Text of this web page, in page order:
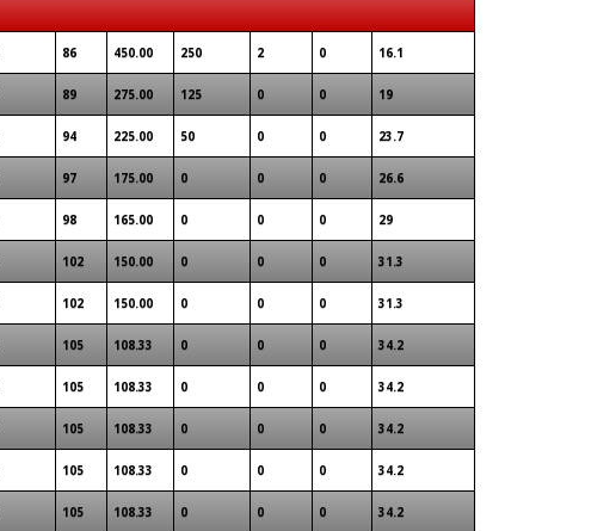
86 450.00 250 2 0 16.1
89 275.00 125 0 0 19
94 225.00 50 0 0 23.7
97 175.00 0 0 0 26.6
98 165.00 0 0 0 29
102 150.00 0 0 0 31.3
102 150.00 0 0 0 31.3
105 108.33 0 0 0 34.2
105 108.33 0 0 0 34.2
105 108.33 0 0 0 34.2
105 108.33 0 0 0 34.2
105 108.33 0 0 0 34.2